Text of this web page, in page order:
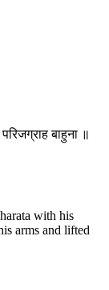
बाहुना ॥
with his
arms and lifted